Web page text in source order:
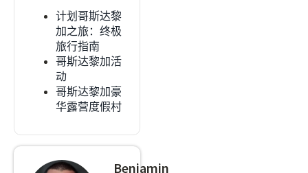
计划哥斯达黎
加之旅：终极
旅行指南
哥斯达黎加活
动
哥斯达黎加豪
华露营度假村
Benjamin